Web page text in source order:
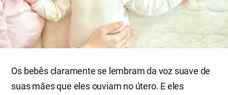
Os bebês claramente se lembram da voz suave de
suas mães que eles ouviam no útero. E eles